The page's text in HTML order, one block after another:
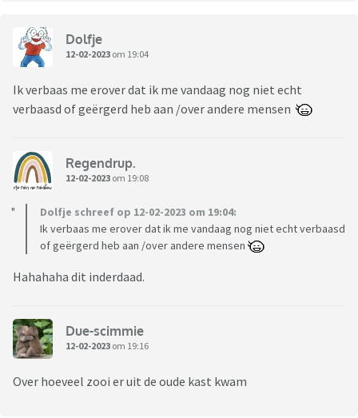
Dolfje
12-02-2023 om 19:04
Ik verbaas me erover dat ik me vandaag nog niet echt
verbaasd of geërgerd heb aan /over andere mensen
Regendrup.
12-02-2023 om 19:08
Dolfje schreef op 12-02-2023 om 19:04:
Ik verbaas me erover dat ik me vandaag nog niet echt verbaasd
of geërgerd heb aan /over andere mensen
Hahahaha dit inderdaad.
Due-scimmie
12-02-2023 om 19:16
Over hoeveel zooi er uit de oude kast kwam